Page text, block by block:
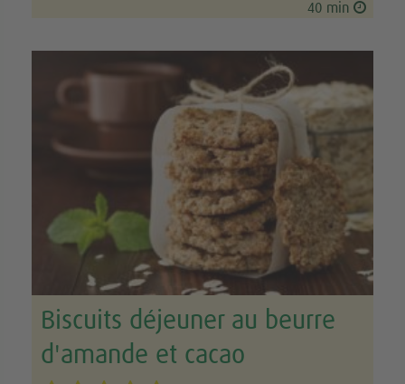
40 min
Biscuits déjeuner au beurre
d'amande et cacao